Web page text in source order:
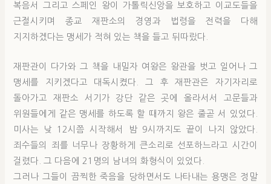
복음서 그리고 스페인 왕이 가톨릭신앙을 보호하고 이교도들을
근절시키며 종교 재판소의 경영과 법령을 전력을 다해
지지하겠다는 맹세가 적혀 있는 책을 들고 뒤따랐다.
재판관이 다가와 그 책을 내밀자 여왕은 왕관을 벗고 일어나 그
맹세를 지키겠다고 대독시켰다. 그 후 재판관은 자기자리로
돌아가고 재판소 서기가 강단 같은 곳에 올라서서 고문들과
위원들에게 같은 맹세를 하도록 할 때까지 왕은 줄곧 서 있었다.
미사는 낮 12시쯤 시작해서 밤 9시까지도 끝이 나지 않았다.
죄수들의 죄를 너무나 장황하게 큰소리로 선포하느라고 시간이
걸렸다. 그 다음에 21명의 남녀의 화형식이 있었다.
그러나 그들이 끔찍한 죽음을 당하면서도 나타내는 용맹은 정말